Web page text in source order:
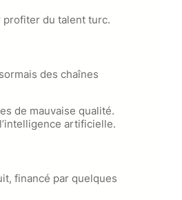
profiter du talent turc.
des chaînes
de mauvaise qualité.
artificielle.
financé par quelques